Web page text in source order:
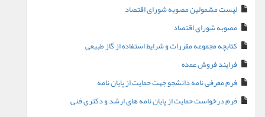
لیست مشمولین مصوبه شورای اقتصاد
مصوبه شورای اقتصاد
کتابچه مجموعه مقررات و شرایط استفاده از گاز طبیعی
فرایند فروش عمده
فرم معرفی نامه دانشجو جهت حمایت از پایان نامه
فرم درخواست حمایت از پایان نامه های ارشد و دکتری فنی